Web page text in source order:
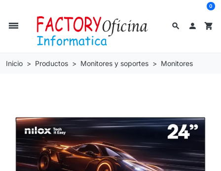
search
dehaze  shopping_cart
0
Inicio Productos Monitores y soportes Monitores